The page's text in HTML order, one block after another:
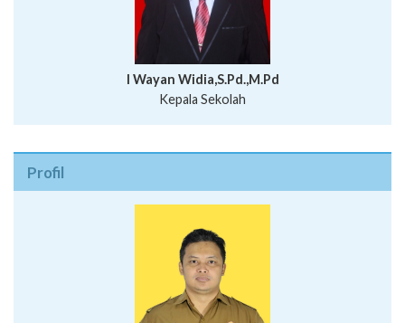
I Wayan Widia,S.Pd.,M.Pd
Kepala Sekolah
Profil